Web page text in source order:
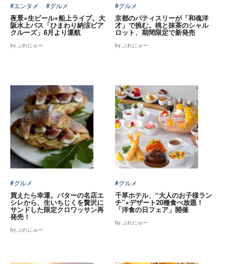
#エンタメ #グルメ
夜景×生ビール×船上ライブ。大
阪水上バス「ひまわり納涼ビア
クルーズ」8月より運航
by ぷれにゅー
#グルメ
京都のパティスリーが「和魂洋
才」で挑む。桃と抹茶のシャル
ロット、期間限定で新発売
by ぷれにゅー
#グルメ
買えたら幸運。バターの名店エ
シレから、生いちじくを贅沢に
サンドした限定クロワッサン再
発売！
by ぷれにゅー
#グルメ
千草ホテル、“大人のお子様ラン
チ”×デザート20種食べ放題！
「洋食の日フェア」開催
by ぷれにゅー